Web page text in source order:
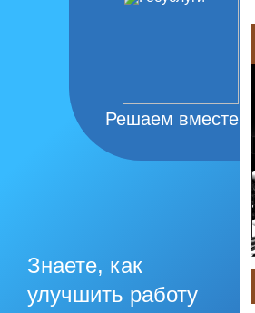
Решаем вместе
Знаете, как
улучшить работу